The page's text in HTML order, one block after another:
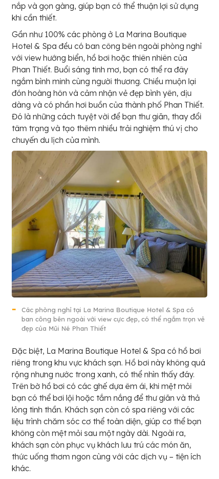
nắp và gọn gàng, giúp bạn có thể thuận lợi sử dụng
khi cần thiết.
Gần như 100% các phòng ở La Marina Boutique
Hotel & Spa đều có ban công bên ngoài phòng nghỉ
với view hướng biển, hồ bơi hoặc thiên nhiên của
Phan Thiết. Buổi sáng tinh mơ, bạn có thể ra đây
ngắm bình minh cùng người thương. Chiều muộn lại
đón hoàng hôn và cảm nhận vẻ đẹp bình yên, dịu
dàng và có phần hơi buồn của thành phố Phan Thiết.
Đó là những cách tuyệt vời để bạn thư giãn, thay đổi
tâm trạng và tạo thêm nhiều trải nghiệm thú vị cho
chuyến du lịch của mình.
Các phòng nghỉ tại La Marina Boutique Hotel & Spa có
ban công bên ngoài với view cực đẹp, có thể ngắm trọn vẻ
đẹp của Mũi Né Phan Thiết
Đặc biệt, La Marina Boutique Hotel & Spa có hồ bơi
riêng trong khu vực khách sạn. Hồ bơi này không quá
rộng nhưng nước trong xanh, có thể nhìn thấy đáy.
Trên bờ hồ bơi có các ghế dựa êm ái, khi mệt mỏi
bạn có thể bơi lội hoặc tắm nắng để thư giãn và thả
lỏng tinh thần. Khách sạn còn có spa riêng với các
liệu trình chăm sóc cơ thể toàn diện, giúp cơ thể bạn
không còn mệt mỏi sau một ngày dài. Ngoài ra,
khách sạn còn phục vụ khách lưu trú các món ăn,
thức uống thơm ngon cùng với các dịch vụ – tiện ích
khác.